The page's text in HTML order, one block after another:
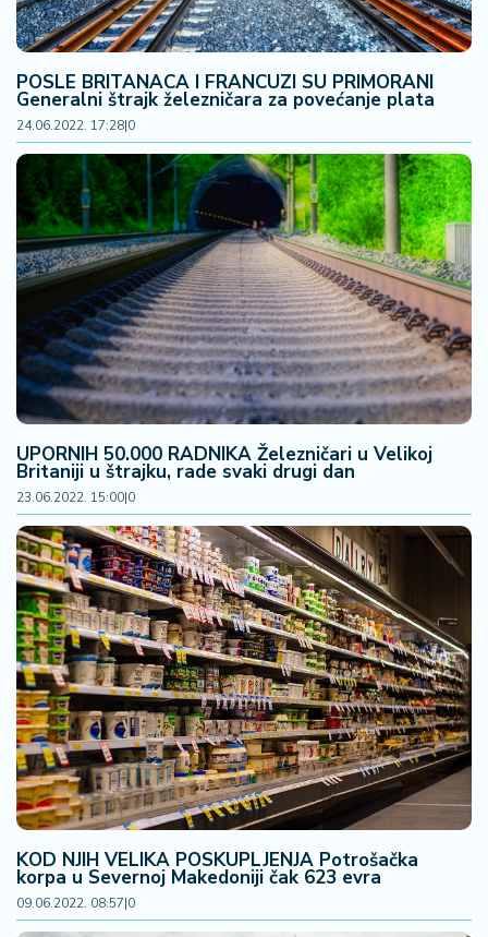
POSLE BRITANACA I FRANCUZI SU PRIMORANI
Generalni štrajk železničara za povećanje plata
24.06.2022. 17:28|0
UPORNIH 50.000 RADNIKA Železničari u Velikoj
Britaniji u štrajku, rade svaki drugi dan
23.06.2022. 15:00|0
KOD NJIH VELIKA POSKUPLJENJA Potrošačka
korpa u Severnoj Makedoniji čak 623 evra
09.06.2022. 08:57|0